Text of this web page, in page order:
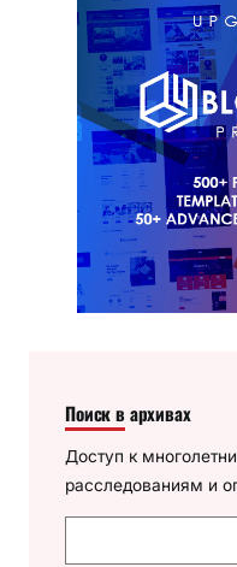
Поиск в архивах
Доступ к
расследованиям и
о